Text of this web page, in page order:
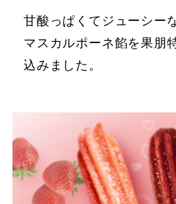
甘酸っぱくてジューシー
マスカルポーネ餡を果朋
込みました。